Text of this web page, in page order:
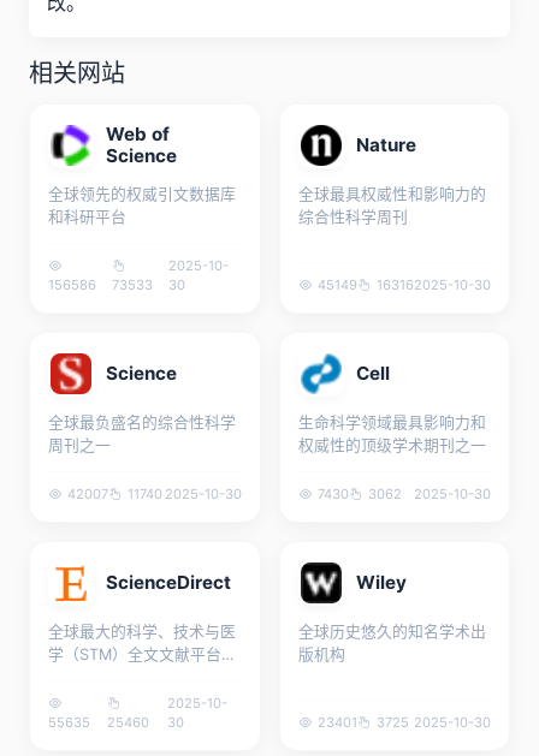
相关网站
Web of
Science
全球领先的权威引文数据库
和科研平台
156586 73533
2025-10-
30
Nature
全球最具权威性和影响力的
综合性科学周刊
45149 163162025-10-30
Science
全球最负盛名的综合性科学
周刊之一
42007 11740 2025-10-30
Cell
生命科学领域最具影响力和
权威性的顶级学术期刊之一
7430 3062 2025-10-30
ScienceDirect
全球最大的科学、技术与医
学（STM）全文文献平台之
55635 25460
2025-10-
30
Wiley
全球历史悠久的知名学术出
版机构
23401 3725 2025-10-30